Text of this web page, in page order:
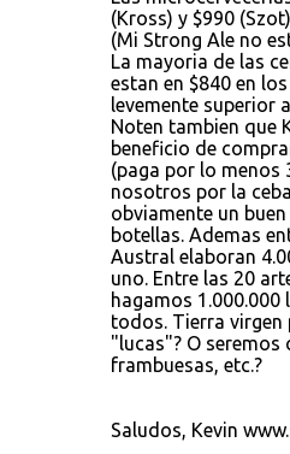
(Kross) y $990
(Mi Strong Ale no
La mayoria de las
estan en $840 en
levemente superior
Noten tambien que
beneficio de
(paga por lo menos
nosotros por la
obviamente un
botellas. Ademas
Austral elaboran
uno. Entre las 20
hagamos
todos. Tierra virgen
"lucas"? O seremos
frambuesas, etc.?
Saludos, Kevin